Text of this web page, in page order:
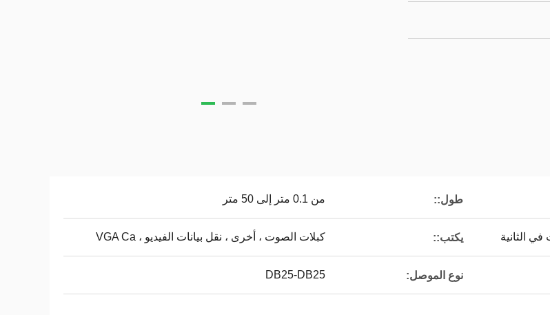
طول:: من 0.1 متر إلى 50 متر
يكتب:: كبلات الصوت ، أخرى ، نقل بيانات الفيديو ، VGA Ca
نوع الموصل: DB25-DB25